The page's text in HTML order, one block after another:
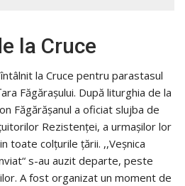
la Cruce
la Cruce pentru parastasul
Făgărașului. După liturghia de la
Făgărășanul a oficiat slujba de
Rezistenței, a urmașilor lor
toate colțurile țării. ,,Veșnica
s-au auzit departe, peste
A fost organizat un moment de